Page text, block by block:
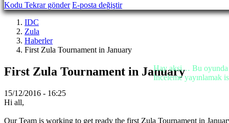
Hesap
Kayıt
ol
Oturum
Şifreni
Dil
Kodu Tekrar gönder E-posta değiştir
IDC
Zula
Haberler
First Zula Tournament in January
First Zula Tournament in January
15/12/2016 - 16:25
Hi all,
Our Team is working to get ready the first Zula Tournament in
Hay aksi… Bu oyunda
İnceleme yayınlamak